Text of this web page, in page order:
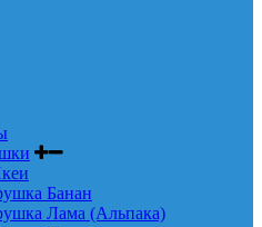
Банан
Лама (Альпака)